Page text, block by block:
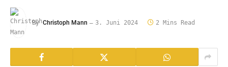
By Christoph Mann 3. Juni 2024 2 Mins Read